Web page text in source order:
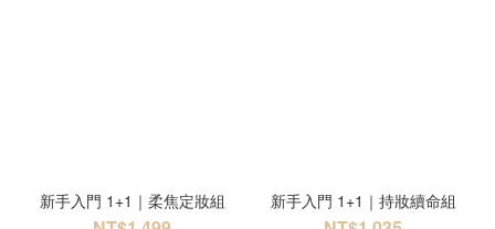
新手入門 1+1｜柔焦定妝組 新手入門 1+1｜持妝續命組